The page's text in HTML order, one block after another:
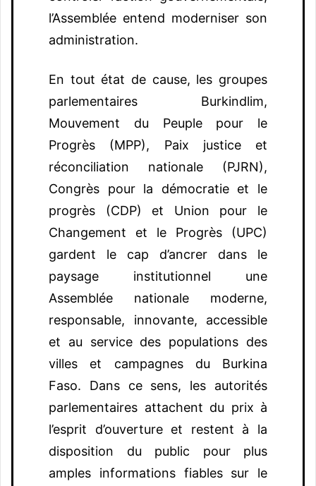
l’Assemblée entend moderniser son
administration.
En tout état de cause, les groupes
parlementaires Burkindlim,
Mouvement du Peuple pour le
Progrès (MPP), Paix justice et
réconciliation nationale (PJRN),
Congrès pour la démocratie et le
progrès (CDP) et Union pour le
Changement et le Progrès (UPC)
gardent le cap d’ancrer dans le
paysage institutionnel une
Assemblée nationale moderne,
responsable, innovante, accessible
et au service des populations des
villes et campagnes du Burkina
Faso. Dans ce sens, les autorités
parlementaires attachent du prix à
l’esprit d’ouverture et restent à la
disposition du public pour plus
amples informations fiables sur le